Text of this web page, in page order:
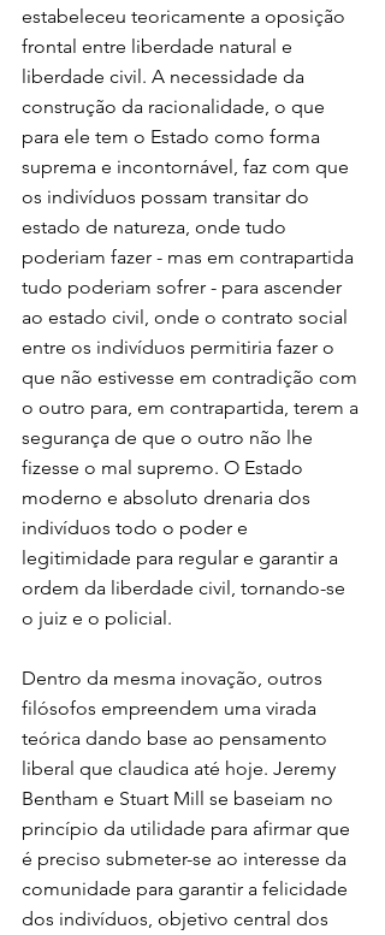
estabeleceu teoricamente a oposição
frontal entre liberdade natural e
liberdade civil. A necessidade da
construção da racionalidade, o que
para ele tem o Estado como forma
suprema e incontornável, faz com que
os indivíduos possam transitar do
estado de natureza, onde tudo
poderiam fazer - mas em contrapartida
tudo poderiam sofrer - para ascender
ao estado civil, onde o contrato social
entre os indivíduos permitiria fazer o
que não estivesse em contradição com
o outro para, em contrapartida, terem a
segurança de que o outro não lhe
fizesse o mal supremo. O Estado
moderno e absoluto drenaria dos
indivíduos todo o poder e
legitimidade para regular e garantir a
ordem da liberdade civil, tornando-se
o juiz e o policial.
Dentro da mesma inovação, outros
filósofos empreendem uma virada
teórica dando base ao pensamento
liberal que claudica até hoje. Jeremy
Bentham e Stuart Mill se baseiam no
princípio da utilidade para afirmar que
é preciso submeter-se ao interesse da
comunidade para garantir a felicidade
dos indivíduos, objetivo central dos